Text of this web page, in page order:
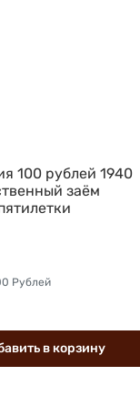
100 рублей 1940
заём
Рублей
вкорзину